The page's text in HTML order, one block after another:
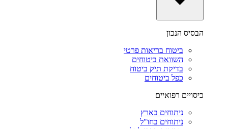
הבסיס הנכון
ביטוח בריאות פרטי
השוואת ביטוחים
בדיקת תיק ביטוח
כפל ביטוחים
כיסויים רפואיים
ניתוחים בארץ
ניתוחים בחו"ל